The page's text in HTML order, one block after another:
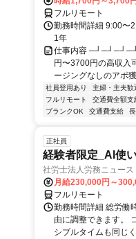
フルリモート
勤務時間詳細 9:00〜
1年
仕事内容
円〜3700円の高収入
ージングなしのアポ
社員登用あり 主婦・主夫歓
フルリモート
交通費全額支
ブランクOK
交通費支給
正社員
経験者限定_AI使
社労士法人労務ニュース
月給230,000円～
フルリモート
勤務時間詳細 総労働
由に調整できます。
シブルタイムも同じ